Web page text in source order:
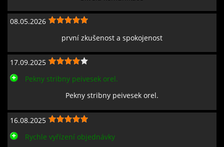
08.05.2026
první zkušenost a spokojenost
17.09.2025
Pekny stribny peivesek orel.
Pekny stribny peivesek orel.
16.08.2025
Rychle vyřízení objednávky